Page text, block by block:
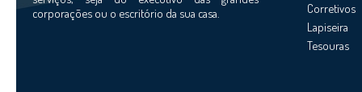
corporações ou o escritório da sua casa.
Corretivos
Lapiseira
Tesouras